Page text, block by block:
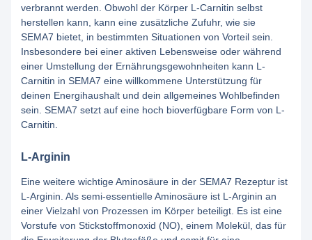
verbrannt werden. Obwohl der Körper L-Carnitin selbst
herstellen kann, kann eine zusätzliche Zufuhr, wie sie
SEMA7 bietet, in bestimmten Situationen von Vorteil sein.
Insbesondere bei einer aktiven Lebensweise oder während
einer Umstellung der Ernährungsgewohnheiten kann L-
Carnitin in SEMA7 eine willkommene Unterstützung für
deinen Energihaushalt und dein allgemeines Wohlbefinden
sein. SEMA7 setzt auf eine hoch bioverfügbare Form von L-
Carnitin.
L-Arginin
Eine weitere wichtige Aminosäure in der SEMA7 Rezeptur ist
L-Arginin. Als semi-essentielle Aminosäure ist L-Arginin an
einer Vielzahl von Prozessen im Körper beteiligt. Es ist eine
Vorstufe von Stickstoffmonoxid (NO), einem Molekül, das für